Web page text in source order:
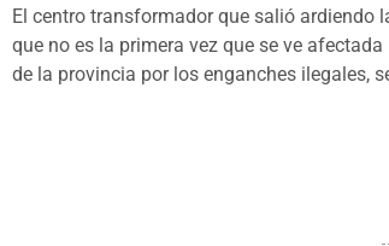
El centro transformador que salió ardiendo
que no es la primera vez que se ve
de la provincia por los enganches ilegales,